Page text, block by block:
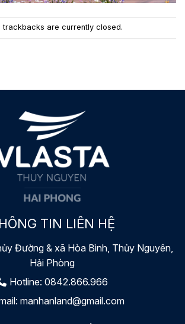
trackbacks are currently closed.
TIN LIÊN HỆ
Đường & xã Hòa Bình, Thủy Nguyên,
Hải Phòng
Hotline: 0842.866.966
manhanland@gmail.com